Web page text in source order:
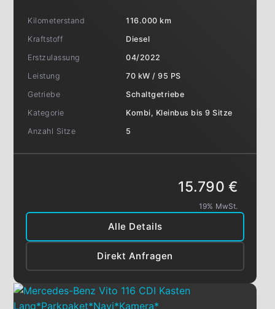
Kilometerstand
116.000 km
Kraftstoff
Diesel
Erstzulassung
04/2022
Leistung
70 kW / 95 PS
Getriebe
Schaltgetriebe
Kategorie
Kombi, Kleinbus bis 9 Sitze
Anzahl Sitze
5
Alle Details
Direkt Anfragen
15.790 €
19% MwSt.